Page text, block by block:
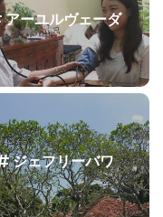
アーユルヴェーダ
ジェフリーバワ